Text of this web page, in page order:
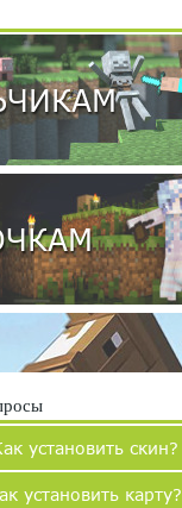
установить скин?
установить карту?